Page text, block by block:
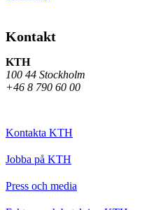
Kontakt
KTH
100 44 Stockholm
+46 8 790 60 00
Kontakta KTH
Jobba på KTH
Press och media